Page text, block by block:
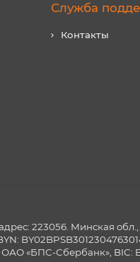
Служба
Контакты
223056. Минская
«БПС-Сбербанк», BIC: